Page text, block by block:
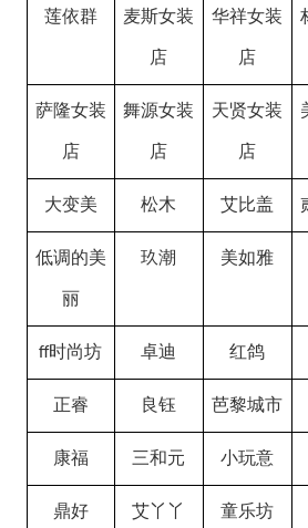
莲依群 麦斯女装
店
华祥女装
店
萨隆女装
店
舞源女装
店
天贤女装
店
大变美 松木 艾比盖
低调的美
丽
玖潮 美如雅
ff时尚坊 卓迪 红鸽
正睿 良钰 芭黎城市
康福 三和元 小玩意
鼎好 艾丫丫 童乐坊